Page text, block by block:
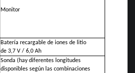
Monitor
Batería recargable de iones de litio
de 3,7 V / 6,0 Ah
Sonda (hay diferentes longitudes
disponibles según las combinaciones